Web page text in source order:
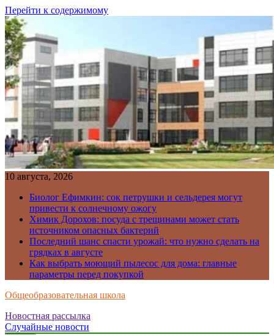
Перейти к содержимому
10 августа, 2026
Биолог Ефимкин: сок петрушки и сельдерея могут
привести к солнечному ожогу
Химик Дорохов: посуда с трещинами может стать
источником опасных бактерий
Последний шанс спасти урожай: что нужно сделать на
грядках в августе
Как выбрать моющий пылесос для дома: главные
параметры перед покупкой
Общеобразовательная школа
Новостная рассылка
Случайные новости